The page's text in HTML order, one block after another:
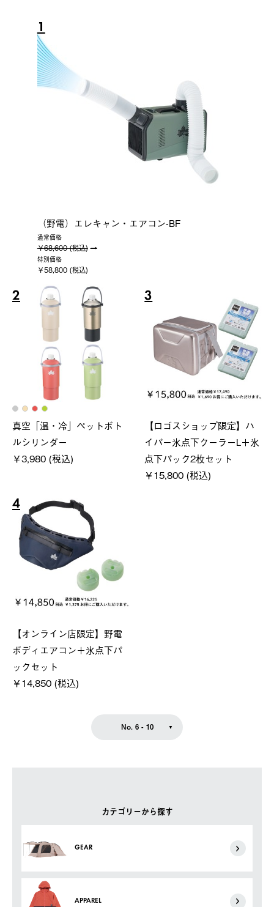
カテゴリーから探す
GEAR
APPAREL
1
（野電）エレキャン・エアコン-BF
通常価格
￥68,600 (税込)
特別価格
￥58,800 (税込)
2
真空「温・冷」ペットボト
ルシリンダー
￥3,980 (税込)
3
【ロゴスショップ限定】ハ
イパー氷点下クーラーL＋氷
点下パック2枚セット
￥15,800 (税込)
4
【オンライン店限定】野電
ボディエアコン＋氷点下パ
ックセット
￥14,850 (税込)
No. 6 - 10